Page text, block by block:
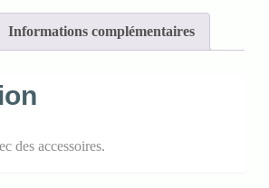
Informations complémentaires
des accessoires.